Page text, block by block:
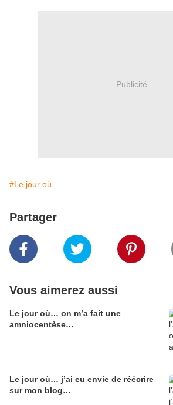
Publicité
#Le jour où...
Partager
Vous aimerez aussi
Le jour où… on m’a fait une
amniocentèse…
Le jour où… j’ai eu envie de réécrire
sur mon blog…